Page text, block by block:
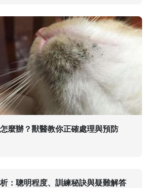
麼辦？獸醫教你正確處理與預防
：聰明程度、訓練秘訣與疑難解答